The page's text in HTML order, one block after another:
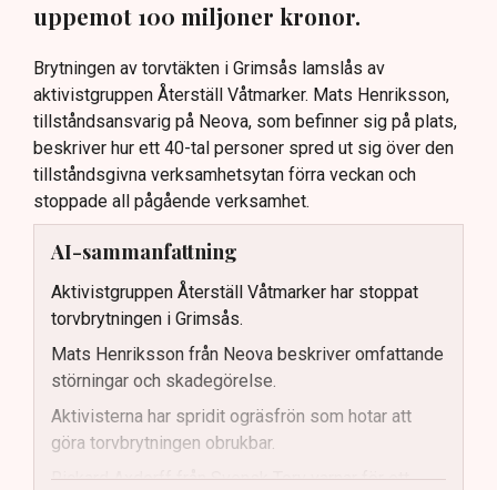
uppemot 100 miljoner kronor.
Brytningen av torvtäkten i Grimsås lamslås av
aktivistgruppen Återställ Våtmarker. Mats Henriksson,
tillståndsansvarig på Neova, som befinner sig på plats,
beskriver hur ett 40-tal personer spred ut sig över den
tillståndsgivna verksamhetsytan förra veckan och
stoppade all pågående verksamhet.
AI-sammanfattning
Aktivistgruppen Återställ Våtmarker har stoppat
torvbrytningen i Grimsås.
Mats Henriksson från Neova beskriver omfattande
störningar och skadegörelse.
Aktivisterna har spridit ogräsfrön som hotar att
göra torvbrytningen obrukbar.
Rickard Axdorff från Svensk Torv varnar för ett